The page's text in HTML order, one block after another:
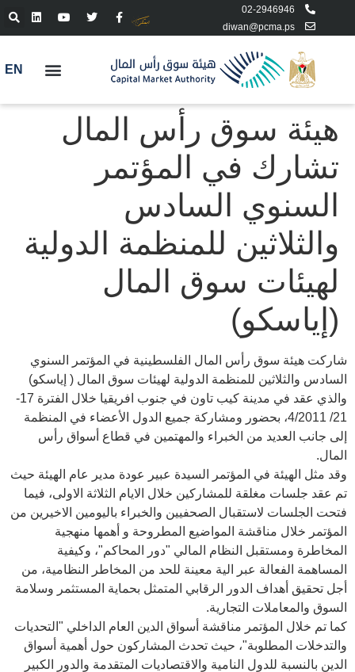
02-2946946
diwan@pcma.ps
EN
هيئة سوق رأس المال
تشارك في المؤتمر
السنوي السادس
والثلاثين للمنظمة الدولية
لهيئات سوق المال
(إياسكو)
شاركت هيئة سوق رأس المال الفلسطينية في المؤتمر السنوي
السادس والثلاثين للمنظمة الدولية لهيئات سوق المال ( إياسكو)
والذي عقد في مدينة كيب تاون في جنوب افريقيا خلال الفترة 17-
21/ 4/2011، بحضور ومشاركة جميع الدول الأعضاء في المنظمة
إلى جانب العديد من الخبراء والمهتمين في قطاع أسواق رأس
المال.
وقد مثل الهيئة في المؤتمر السيدة عبير عودة مدير عام الهيئة حيث
تم عقد جلسات مغلقة للمشاركين خلال الايام الثلاثة الاولى، فيما
فتحت الجلسات لاستقبال الصحفيين والخبراء باليومين الاخيرين من
المؤتمر خلال مناقشة المواضيع المطروحة و أهمها منهجية
المخاطرة ومستقبل النظام المالي "دور المحاكم"، وكيفية
المساهمة الفعالة عبر الية معينة للحد من المخاطر النظامية، من
أجل تحقيق أهداف الدور الرقابي المتمثل بحماية المستثمر وسلامة
السوق والمعاملات التجارية.
كما تم خلال المؤتمر مناقشة أسواق الدين العام الداخلي "التحديات
والتدخلات المطلوبة"، حيث تحدث المشاركون حول أهمية أسواق
الدين بالنسبة للدول النامية والاقتصاديات المتقدمة والدور الكبير